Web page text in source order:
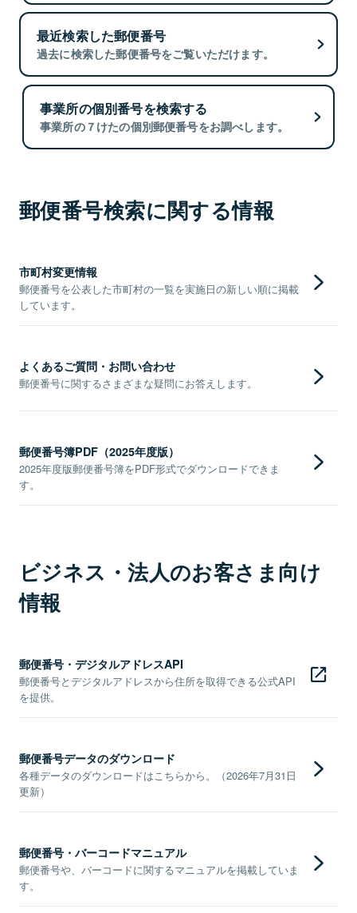
最近検索した郵便番号
過去に検索した郵便番号をご覧いただけます。
事業所の個別番号を検索する
事業所の７けたの個別郵便番号をお調べします。
郵便番号検索に関する情報
市町村変更情報
郵便番号を公表した市町村の一覧を実施日の新しい順に掲載
しています。
よくあるご質問・お問い合わせ
郵便番号に関するさまざまな疑問にお答えします。
郵便番号簿PDF（2025年度版）
2025年度版郵便番号簿をPDF形式でダウンロードできま
す。
ビジネス・法人のお客さま向け
情報
郵便番号・デジタルアドレスAPI
郵便番号とデジタルアドレスから住所を取得できる公式API
を提供。
郵便番号データのダウンロード
各種データのダウンロードはこちらから。（2026年7月31日
更新）
郵便番号・バーコードマニュアル
郵便番号や、バーコードに関するマニュアルを掲載していま
す。